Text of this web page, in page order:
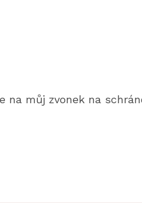
na můj zvonek na